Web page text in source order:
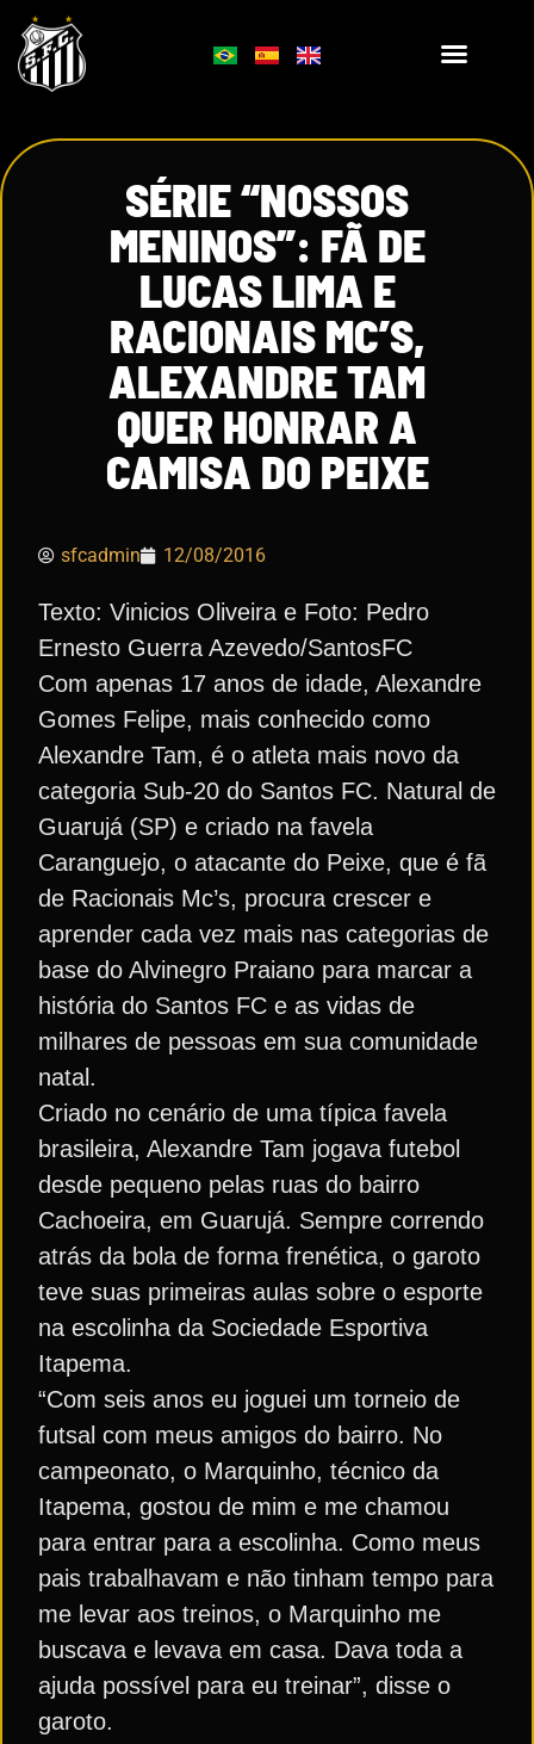
SÉRIE “NOSSOS
MENINOS”: FÃ DE
LUCAS LIMA E
RACIONAIS MC’S,
ALEXANDRE TAM
QUER HONRAR A
CAMISA DO PEIXE
sfcadmin 12/08/2016
Texto: Vinicios Oliveira e Foto: Pedro
Ernesto Guerra Azevedo/SantosFC
Com apenas 17 anos de idade, Alexandre
Gomes Felipe, mais conhecido como
Alexandre Tam, é o atleta mais novo da
categoria Sub-20 do Santos FC. Natural de
Guarujá (SP) e criado na favela
Caranguejo, o atacante do Peixe, que é fã
de Racionais Mc’s, procura crescer e
aprender cada vez mais nas categorias de
base do Alvinegro Praiano para marcar a
história do Santos FC e as vidas de
milhares de pessoas em sua comunidade
natal.
Criado no cenário de uma típica favela
brasileira, Alexandre Tam jogava futebol
desde pequeno pelas ruas do bairro
Cachoeira, em Guarujá. Sempre correndo
atrás da bola de forma frenética, o garoto
teve suas primeiras aulas sobre o esporte
na escolinha da Sociedade Esportiva
Itapema.
“Com seis anos eu joguei um torneio de
futsal com meus amigos do bairro. No
campeonato, o Marquinho, técnico da
Itapema, gostou de mim e me chamou
para entrar para a escolinha. Como meus
pais trabalhavam e não tinham tempo para
me levar aos treinos, o Marquinho me
buscava e levava em casa. Dava toda a
ajuda possível para eu treinar”, disse o
garoto.